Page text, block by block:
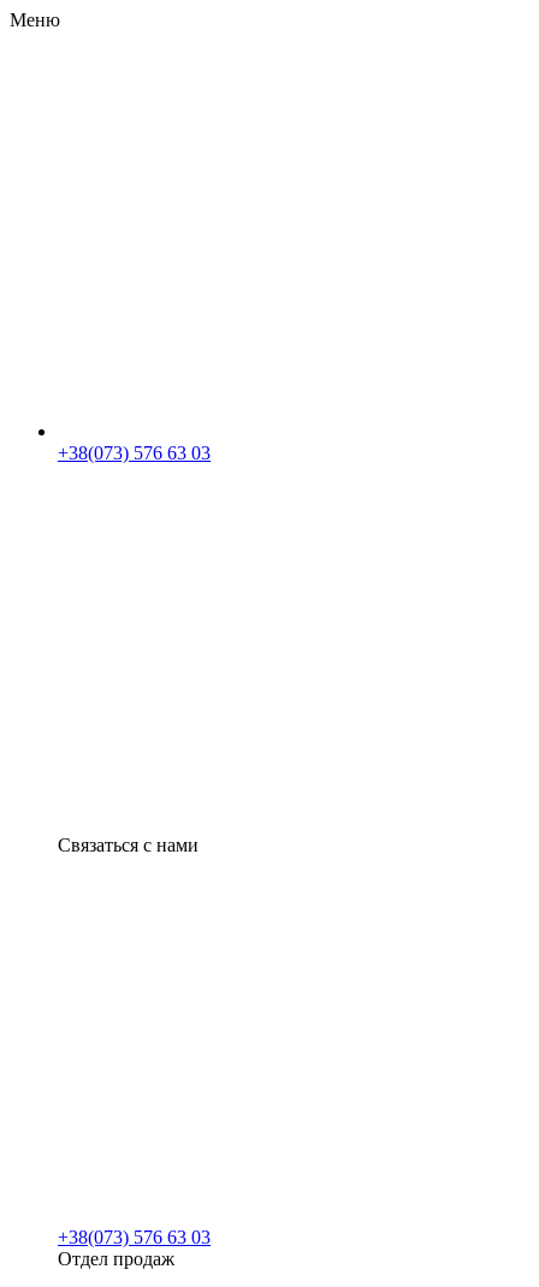
Меню
+38(073) 576 63 03
Связаться с нами
+38(073) 576 63 03
Отдел продаж